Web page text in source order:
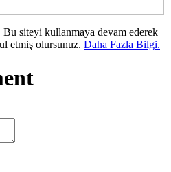
Bu siteyi kullanmaya devam ederek
etmiş olursunuz. Daha Fazla Bilgi.